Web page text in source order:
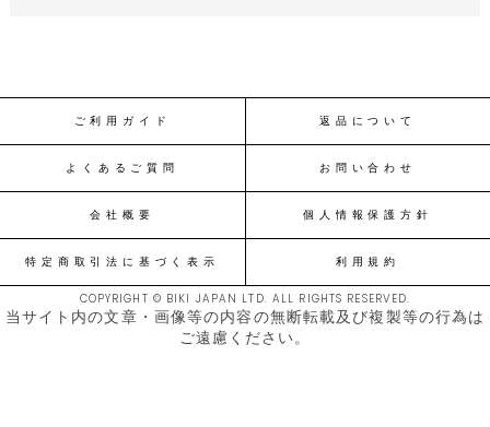
ご利用ガイド 返品について
よくあるご質問 お問い合わせ
会社概要 個人情報保護方針
特定商取引法に基づく表示 利用規約
COPYRIGHT © BIKI JAPAN LTD. ALL RIGHTS RESERVED.
当サイト内の文章・画像等の内容の無断転載及び複製等の行為は
ご遠慮ください。